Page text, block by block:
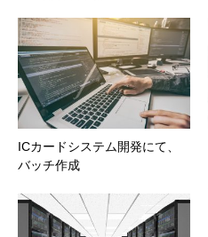
ICカードシステム開発にて、
バッチ作成